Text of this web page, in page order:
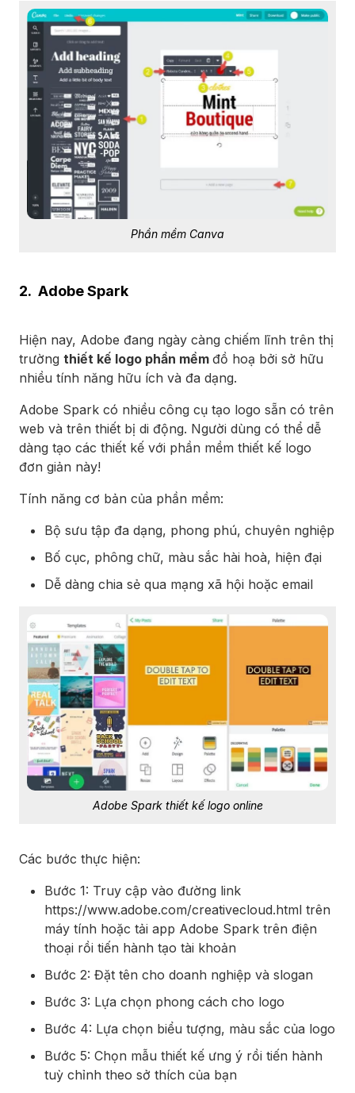
Phần mềm Canva
2. Adobe Spark
Hiện nay, Adobe đang ngày càng chiếm lĩnh trên thị
trường thiết kế logo phần mềm đồ hoạ bởi sở hữu
nhiều tính năng hữu ích và đa dạng.
Adobe Spark có nhiều công cụ tạo logo sẵn có trên
web và trên thiết bị di động. Người dùng có thể dễ
dàng tạo các thiết kế với phần mềm thiết kế logo
đơn giản này!
Tính năng cơ bản của phần mềm:
Bộ sưu tập đa dạng, phong phú, chuyên nghiệp
Bố cục, phông chữ, màu sắc hài hoà, hiện đại
Dễ dàng chia sẻ qua mạng xã hội hoặc email
Adobe Spark thiết kế logo online
Các bước thực hiện:
Bước 1: Truy cập vào đường link
https://www.adobe.com/creativecloud.html trên
máy tính hoặc tải app Adobe Spark trên điện
thoại rồi tiến hành tạo tài khoản
Bước 2: Đặt tên cho doanh nghiệp và slogan
Bước 3: Lựa chọn phong cách cho logo
Bước 4: Lựa chọn biểu tượng, màu sắc của logo
Bước 5: Chọn mẫu thiết kế ưng ý rồi tiến hành
tuỳ chỉnh theo sở thích của bạn